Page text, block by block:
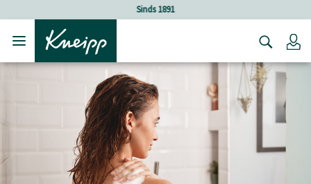
Verder gaan naar hoofdinhoud.Holistische verzorging